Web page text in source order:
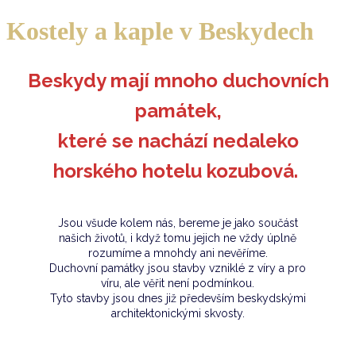
Kostely a kaple v Beskydech
Beskydy mají mnoho duchovních
památek,
které se nachází nedaleko
horského hotelu kozubová.
Jsou všude kolem nás, bereme je jako součást
našich životů, i když tomu jejich ne vždy úplně
rozumíme a mnohdy ani nevěříme.
Duchovní památky jsou stavby vzniklé z víry a pro
víru, ale věřit není podmínkou.
Tyto stavby jsou dnes již především beskydskými
architektonickými skvosty.